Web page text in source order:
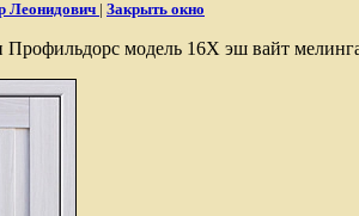
Леонидович | Закрыть окно
модель 16Х эш вайт